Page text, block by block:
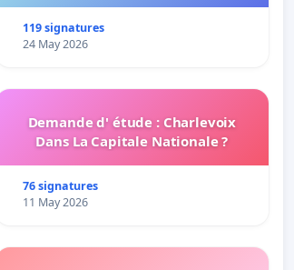
connexion 805-802 à établir
119 signatures
24 May 2026
Demande d' étude : Charlevoix
Dans La Capitale Nationale ?
76 signatures
11 May 2026